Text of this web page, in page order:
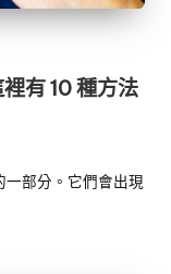
有 10 種方法
部分。它們會出現